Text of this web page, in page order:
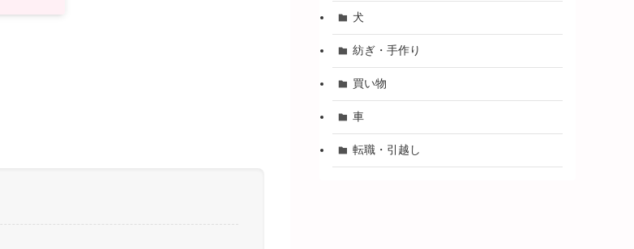
犬
紡ぎ・手作り
買い物
車
転職・引越し